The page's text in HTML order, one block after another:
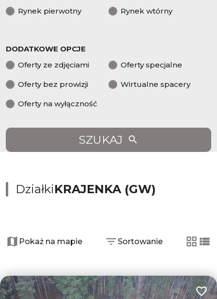
Rynek pierwotny
Rynek wtórny
DODATKOWE OPCJE
Oferty ze zdjęciami
Oferty specjalne
Oferty bez prowizji Wirtualne spacery
Oferty na wyłączność
SZUKAJ
DziałkiKRAJENKA (GW)
−Pokaż na mapie Sortowanie
tabela